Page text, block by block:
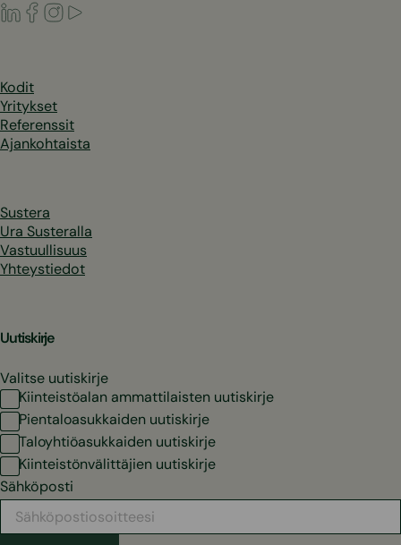
LinkedIn
Facebook
Instagram
Kodit
Yritykset
Referenssit
Ajankohtaista
Sustera
Ura Susteralla
Vastuullisuus
Yhteystiedot
Uutiskirje
Valitse uutiskirje
Kiinteistöalan ammattilaisten uutiskirje
Pientaloasukkaiden uutiskirje
Taloyhtiöasukkaiden uutiskirje
Kiinteistönvälittäjien uutiskirje
Sähköposti